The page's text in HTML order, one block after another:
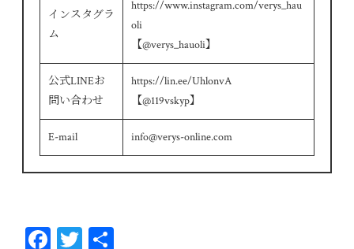
インスタグラ
ム
https://www.instagram.com/verys_hau
oli
【@verys_hauoli】
公式LINEお
問い合わせ
https://lin.ee/UhlonvA
【@119vskyp】
E-mail info@verys-online.com
Fa T